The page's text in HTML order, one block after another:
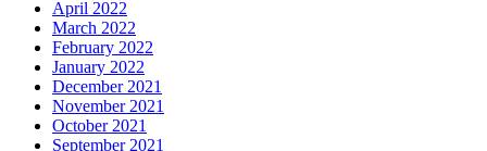
April 2022
March 2022
February 2022
January 2022
December 2021
November 2021
October 2021
September 2021